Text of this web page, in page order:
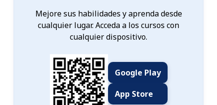
Mejore sus habilidades y aprenda desde
cualquier lugar. Acceda a los cursos con
cualquier dispositivo.
Google Play
App Store